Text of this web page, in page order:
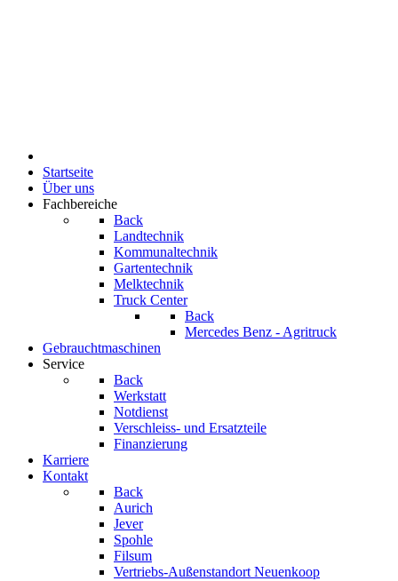
Startseite
Über uns
Fachbereiche
Back
Landtechnik
Kommunaltechnik
Gartentechnik
Melktechnik
Truck Center
Back
Mercedes Benz - Agritruck
Gebrauchtmaschinen
Service
Back
Werkstatt
Notdienst
Verschleiss- und Ersatzteile
Finanzierung
Karriere
Kontakt
Back
Aurich
Jever
Spohle
Filsum
Vertriebs-Außenstandort Neuenkoop